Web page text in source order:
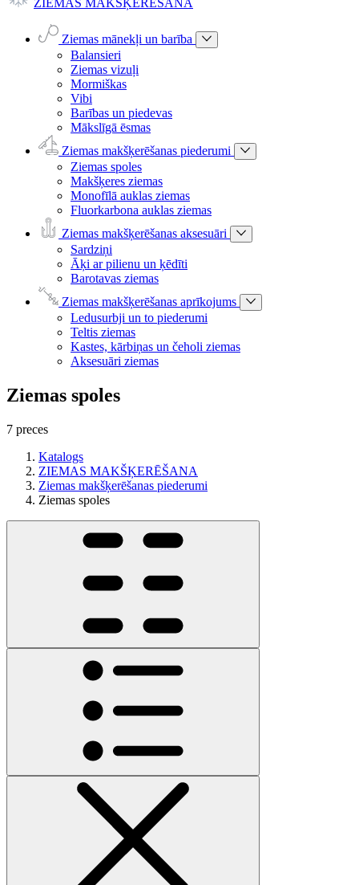
ZIEMAS MAKŠĶERĒŠANA
Ziemas mānekļi un barība
Balansieri
Ziemas vizuļi
Mormiškas
Vibi
Barības un piedevas
Mākslīgā ēsmas
Ziemas makšķerēšanas piederumi
Ziemas spoles
Makšķeres ziemas
Monofīlā auklas ziemas
Fluorkarbona auklas ziemas
Ziemas makšķerēšanas aksesuāri
Sardziņi
Āķi ar pilienu un ķēdīti
Barotavas ziemas
Ziemas makšķerēšanas aprīkojums
Ledusurbji un to piederumi
Teltis ziemas
Kastes, kārbiņas un čeholi ziemas
Aksesuāri ziemas
Ziemas spoles
7 preces
Katalogs
ZIEMAS MAKŠĶERĒŠANA
Ziemas makšķerēšanas piederumi
Ziemas spoles